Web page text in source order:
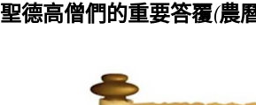
聖德高僧們的重要答覆(農